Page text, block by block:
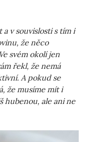
v souvislosti s tím i
že něco
svém okolí jen
řekl, že nemá
A pokud se
že musíme mít i
hubenou, ale ani ne